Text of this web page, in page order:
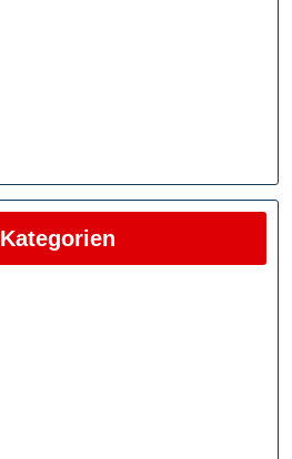
Kategorien